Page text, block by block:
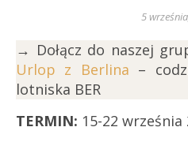
5
→ Dołącz do naszej
Urlop z Berlina –
lotniska BER
TERMIN: 15-22 września